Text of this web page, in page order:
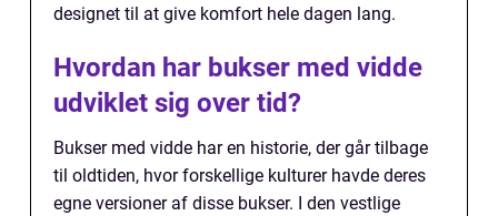
designet til at give komfort hele dagen lang.
Hvordan har bukser med vidde
udviklet sig over tid?
Bukser med vidde har en historie, der går tilbage
til oldtiden, hvor forskellige kulturer havde deres
egne versioner af disse bukser. I den vestlige